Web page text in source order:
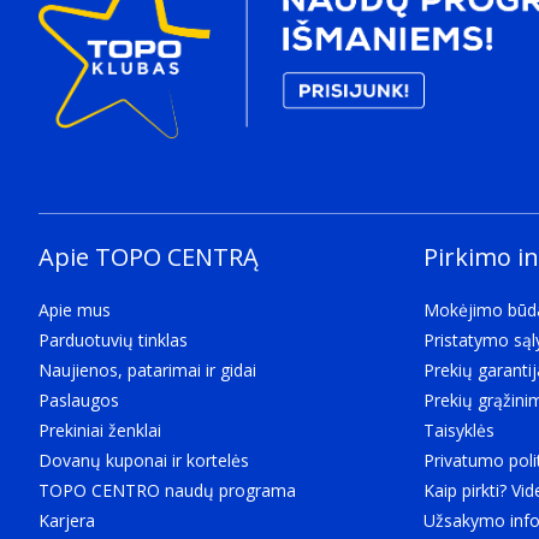
Forma
The shape or design of the product.
Be dangtelio
Produkto spalva
Korpuso medžiaga
Metalas
Apsaugos ypatybės
Physical effects from which the product is protected
Atsparus dulkėms, Atsparus vandeniui, Atsparus
Svoris ir matmenys
Plotis
The measurement or extent of something from side
31,9 mm
Apie TOPO CENTRĄ
Apie mus
Parduotuvių tinklas
Naujienos, patarimai ir gidai
Paslaugos
Prekiniai ženklai
Dovanų kuponai ir kortelės
TOPO CENTRO naudų programa
Karjera
Pirkimo
Mokėjimo
Pristatymo
Prekių
Prekių
Taisyklės
Privatumo
Kaip pirkti?
Užsakymo